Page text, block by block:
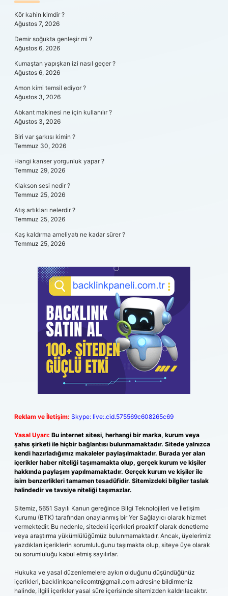
Kör kahin kimdir ?
Ağustos 7, 2026
Demir soğukta genleşir mi ?
Ağustos 6, 2026
Kumaştan yapışkan izi nasıl geçer ?
Ağustos 6, 2026
Amon kimi temsil ediyor ?
Ağustos 3, 2026
Abkant makinesi ne için kullanılır ?
Ağustos 3, 2026
Biri var şarkısı kimin ?
Temmuz 30, 2026
Hangi kanser yorgunluk yapar ?
Temmuz 29, 2026
Klakson sesi nedir ?
Temmuz 25, 2026
Atış artıkları nelerdir ?
Temmuz 25, 2026
Kaş kaldırma ameliyatı ne kadar sürer ?
Temmuz 25, 2026
Reklam ve İletişim: Skype: live:.cid.575569c608265c69
Yasal Uyarı: Bu internet sitesi, herhangi bir marka, kurum veya
şahıs şirketi ile hiçbir bağlantısı bulunmamaktadır. Sitede yalnızca
kendi hazırladığımız makaleler paylaşılmaktadır. Burada yer alan
içerikler haber niteliği taşımamakta olup, gerçek kurum ve kişiler
hakkında paylaşım yapılmamaktadır. Gerçek kurum ve kişiler ile
isim benzerlikleri tamamen tesadüfidir. Sitemizdeki bilgiler taslak
halindedir ve tavsiye niteliği taşımazlar.
Sitemiz, 5651 Sayılı Kanun gereğince Bilgi Teknolojileri ve İletişim
Kurumu (BTK) tarafından onaylanmış bir Yer Sağlayıcı olarak hizmet
vermektedir. Bu nedenle, sitedeki içerikleri proaktif olarak denetleme
veya araştırma yükümlülüğümüz bulunmamaktadır. Ancak, üyelerimiz
yazdıkları içeriklerin sorumluluğunu taşımakta olup, siteye üye olarak
bu sorumluluğu kabul etmiş sayılırlar.
Hukuka ve yasal düzenlemelere aykırı olduğunu düşündüğünüz
içerikleri, backlinkpanelicomtr@gmail.com adresine bildirmeniz
halinde, ilgili içerikler yasal süre içerisinde sitemizden kaldırılacaktır.